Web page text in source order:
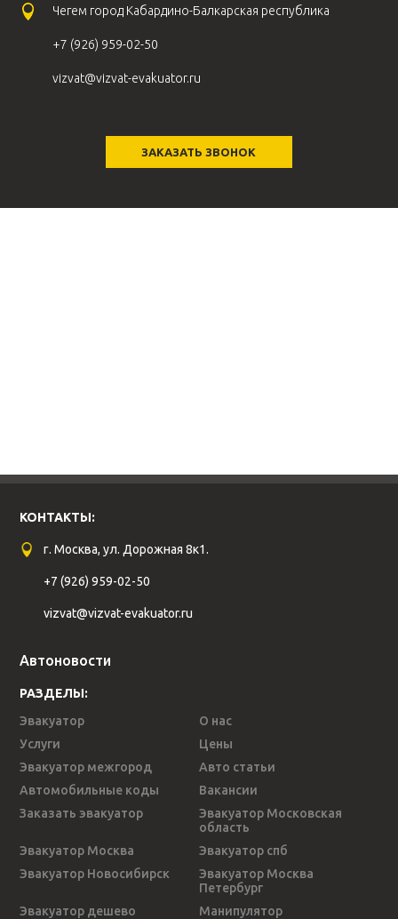
Чегем город Кабардино-Балкарская республика
+7 (926) 959-02-50
vizvat@vizvat-evakuator.ru
ЗАКАЗАТЬ ЗВОНОК
КОНТАКТЫ:
г. Москва, ул. Дорожная 8к1.
+7 (926) 959-02-50
vizvat@vizvat-evakuator.ru
Автоновости
РАЗДЕЛЫ:
Эвакуатор
О нас
Услуги
Цены
Эвакуатор межгород
Авто статьи
Автомобильные коды
Вакансии
Заказать эвакуатор
Эвакуатор Московская
область
Эвакуатор Москва
Эвакуатор спб
Эвакуатор Новосибирск
Эвакуатор Москва
Петербург
Эвакуатор дешево
Манипулятор